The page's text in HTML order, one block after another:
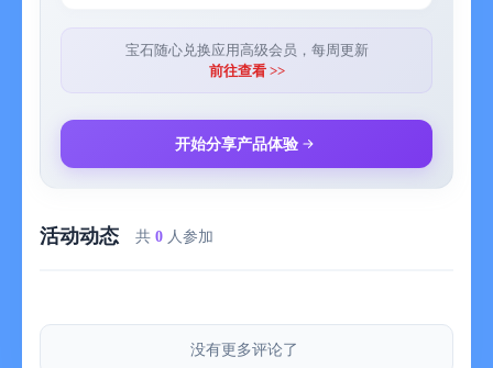
宝石随心兑换应用高级会员，每周更新
前往查看 >>
开始分享产品体验
活动动态 共 0 人参加
没有更多评论了